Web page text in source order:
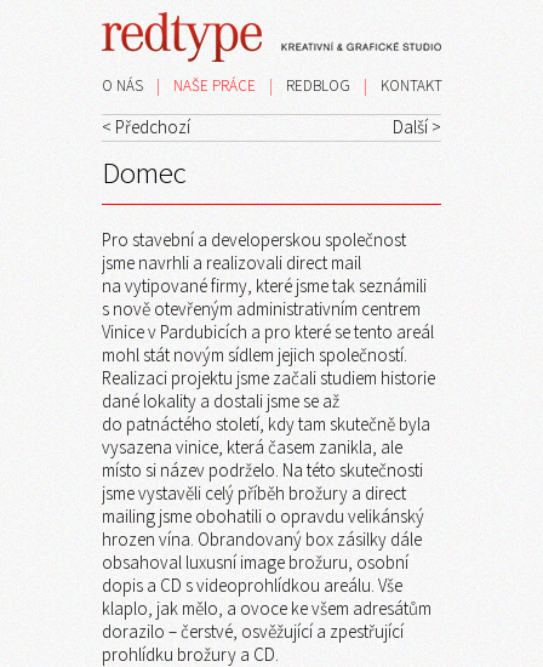
O NÁS | NAŠE PRÁCE | REDBLOG | KONTAKT
< Předchozí Další >
Domec
Pro stavební a developerskou společnost
jsme navrhli a realizovali direct mail
na vytipované firmy, které jsme tak seznámili
s nově otevřeným administrativním centrem
Vinice v Pardubicích a pro které se tento areál
mohl stát novým sídlem jejich společností.
Realizaci projektu jsme začali studiem historie
dané lokality a dostali jsme se až
do patnáctého století, kdy tam skutečně byla
vysazena vinice, která časem zanikla, ale
místo si název podrželo. Na této skutečnosti
jsme vystavěli celý příběh brožury a direct
mailing jsme obohatili o opravdu velikánský
hrozen vína. Obrandovaný box zásilky dále
obsahoval luxusní image brožuru, osobní
dopis a CD s videoprohlídkou areálu. Vše
klaplo, jak mělo, a ovoce ke všem adresátům
dorazilo – čerstvé, osvěžující a zpestřující
prohlídku brožury a CD.